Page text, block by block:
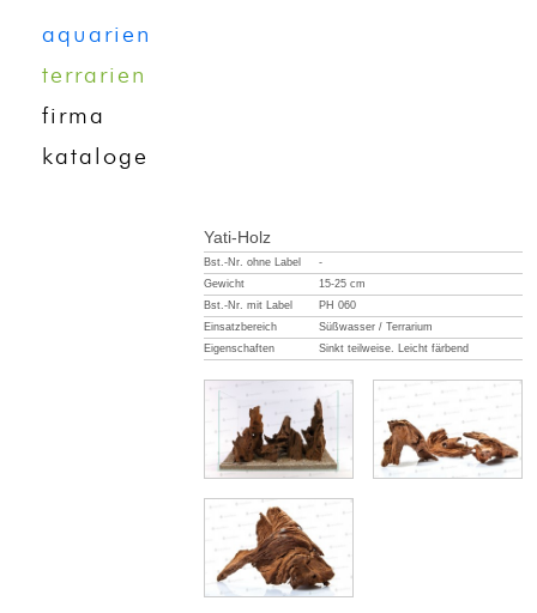
Yati-Holz
Bst.-Nr. ohne Label
-
Gewicht
15-25 cm
Bst.-Nr. mit Label
PH 060
Einsatzbereich
Süßwasser / Terrarium
Eigenschaften
Sinkt teilweise. Leicht färbend
aquarien
terrarien
firma
kataloge